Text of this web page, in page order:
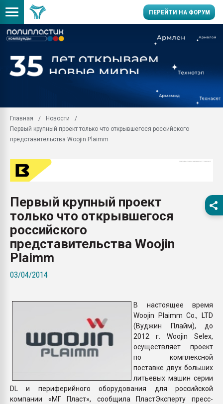
ПЕРЕЙТИ НА ФОРУМ
производство SPC
заводу пластмасс"
28.07.2026
ситуацией на
бутылок
Главная
Новости
Первый крупный проект только что открывшегося российского
представительства Woojin Plaimm
Первый крупный проект
только что открывшегося
российского
представительства Woojin
Plaimm
03/04/2014
В настоящее время
Woojin Plaimm Co., LTD
(Вуджин Плайм), до
2012 г. Woojin Selex,
осуществляет проект
по комплексной
поставке двух больших
литьевых машин серии
DL и периферийного оборудования для российской
компании «МГ Пласт», сообщила ПластЭксперту пресс-